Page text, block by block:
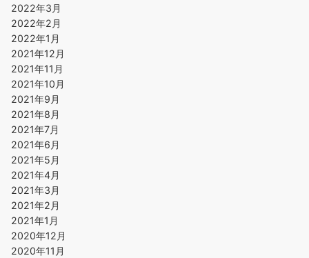
2022年3月
2022年2月
2022年1月
2021年12月
2021年11月
2021年10月
2021年9月
2021年8月
2021年7月
2021年6月
2021年5月
2021年4月
2021年3月
2021年2月
2021年1月
2020年12月
2020年11月